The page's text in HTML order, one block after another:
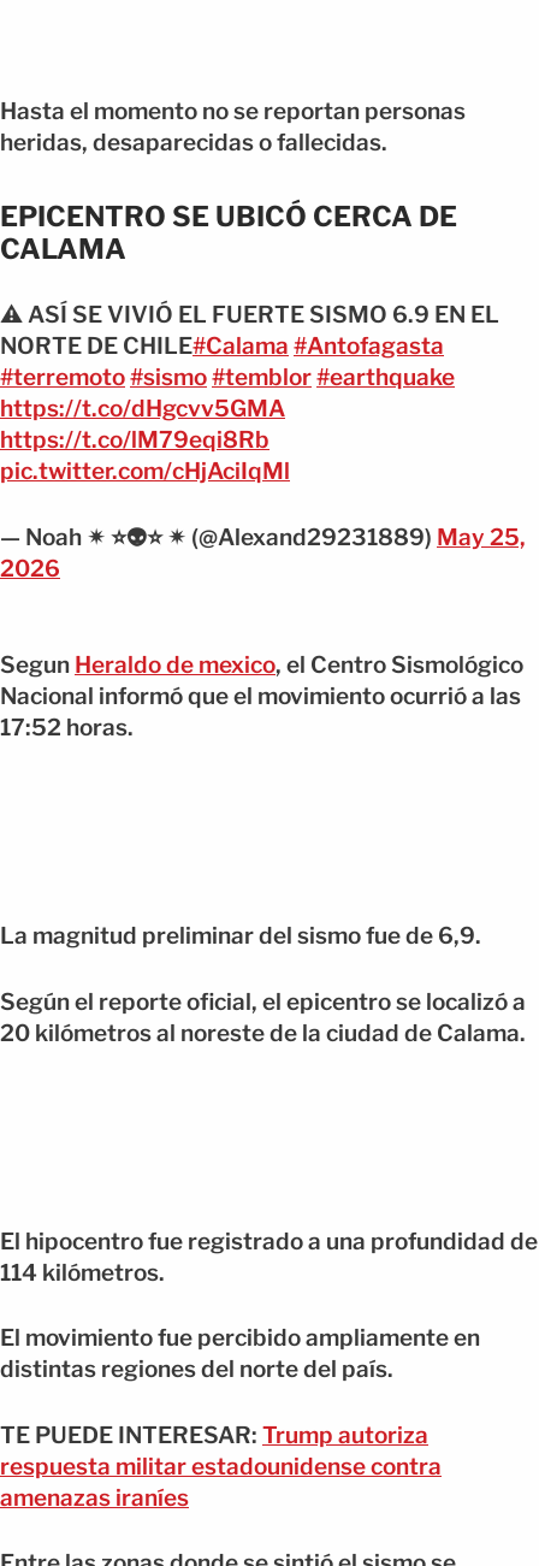
Hasta el momento no se reportan personas
heridas, desaparecidas o fallecidas.
EPICENTRO SE UBICÓ CERCA DE
CALAMA
⚠️ ASÍ SE VIVIÓ EL FUERTE SISMO 6.9 EN EL
NORTE DE CHILE#Calama #Antofagasta
#terremoto#sismo#temblor#earthquake
https://t.co/dHgcvv5GMA
https://t.co/lM79eqi8Rb
pic.twitter.com/cHjAciIqMl
— Noah ✴ ⭐👽⭐ ✴ (@Alexand29231889) May 25,
2026
Segun Heraldo de mexico, el Centro Sismológico
Nacional informó que el movimiento ocurrió a las
17:52 horas.
La magnitud preliminar del sismo fue de 6,9.
Según el reporte oficial, el epicentro se localizó a
20 kilómetros al noreste de la ciudad de Calama.
El hipocentro fue registrado a una profundidad de
114 kilómetros.
El movimiento fue percibido ampliamente en
distintas regiones del norte del país.
TE PUEDE INTERESAR: Trump autoriza
respuesta militar estadounidense contra
amenazas iraníes